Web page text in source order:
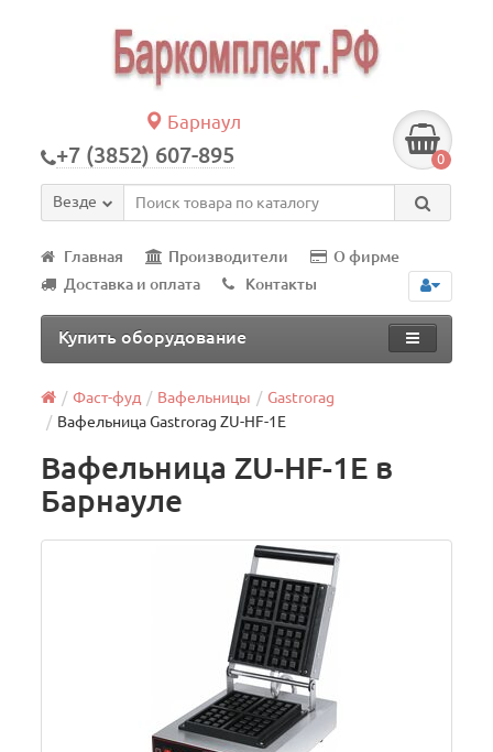
Барнаул
+7 (3852) 607-895 0
Везде
Главная Производители
О фирме
Доставка и оплата
Контакты
Купить оборудование
Фаст-фуд Вафельницы
Gastrorag
Вафельница Gastrorag ZU-HF-1E
Вафельница ZU-HF-1E в
Барнауле